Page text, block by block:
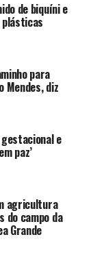
milhões e a
passado
segundo
670 milhões,
de
Nova
Félix,
prefeitura
23 milhões
e ao setor
de biquíni e
para
Mendes, diz
e
paz’
agricultura
do campo da
Grande